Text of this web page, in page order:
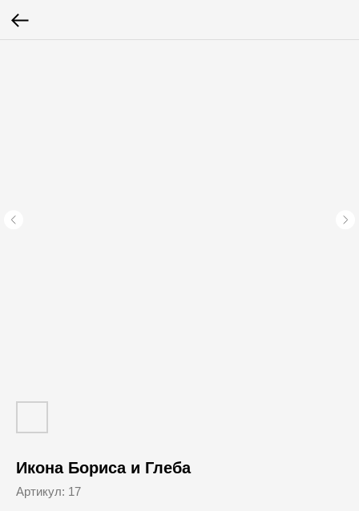
Икона Бориса и Глеба
Артикул: 17